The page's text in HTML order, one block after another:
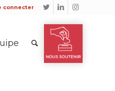
connecter